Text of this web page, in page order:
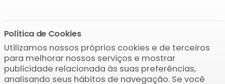
Política de cookies Cookie-Richtlinie
Baixar o APP
Política de Cookies
Utilizamos nossos próprios cookies e de terceiros
para melhorar nossos serviços e mostrar
publicidade relacionada às suas preferências,
analisando seus hábitos de navegação. Se você